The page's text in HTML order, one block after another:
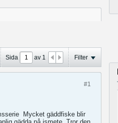
Sida av 1 Filter
#1
Mycket gäddfiske blir